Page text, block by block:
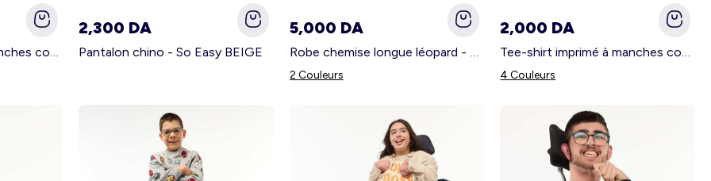
Tee-shirt imprimé à manches courtes - So Easy BLANC
2,300 DA
Pantalon chino - So Easy BEIGE
5,000 DA
Robe chemise longue léopard - So Easy BLEU
2 Couleurs
2,000 DA
Tee-shirt imprimé à manches courtes - So Easy BLANC
4 Couleurs